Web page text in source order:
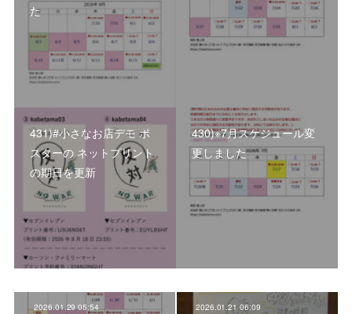
た
431)#小さなお店デモ ポ
スターの ネットプリント
の期日を更新
430)※7月スケジュール変
更しました
2026.01.29 05:54 2026.01.21 06:09